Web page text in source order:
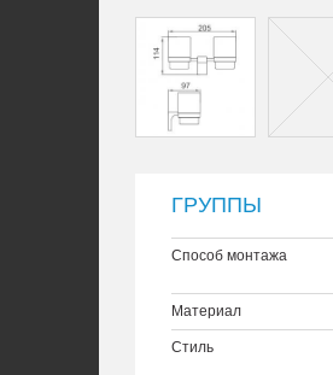
ГРУППЫ
Способ монтажа
Материал
Стиль